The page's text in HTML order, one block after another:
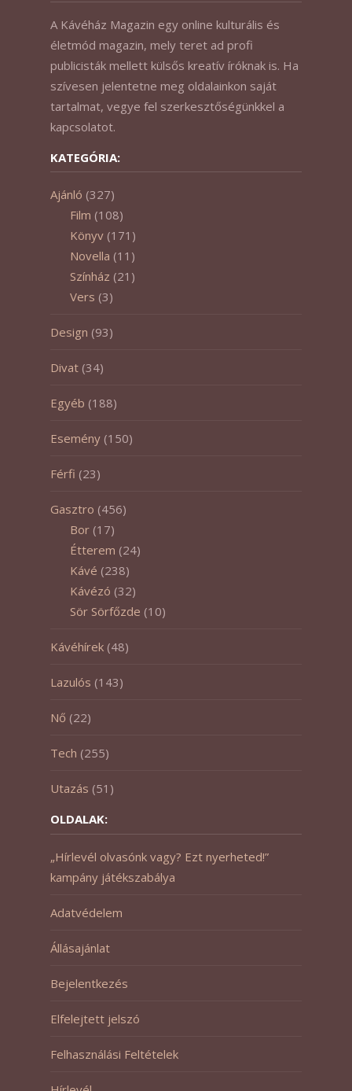
A Kávéház Magazin egy online kulturális és
életmód magazin, mely teret ad profi
publicisták mellett külsős kreatív íróknak is. Ha
szívesen jelentetne meg oldalainkon saját
tartalmat, vegye fel szerkesztőségünkkel a
kapcsolatot.
KATEGÓRIA:
Ajánló (327)
Film (108)
Könyv (171)
Novella (11)
Színház (21)
Vers (3)
Design (93)
Divat (34)
Egyéb (188)
Esemény (150)
Férfi (23)
Gasztro (456)
Bor (17)
Étterem (24)
Kávé (238)
Kávézó (32)
Sör Sörfőzde (10)
Kávéhírek (48)
Lazulós (143)
Nő (22)
Tech (255)
Utazás (51)
OLDALAK:
„Hírlevél olvasónk vagy? Ezt nyerheted!”
kampány játékszabálya
Adatvédelem
Állásajánlat
Bejelentkezés
Elfelejtett jelszó
Felhasználási Feltételek